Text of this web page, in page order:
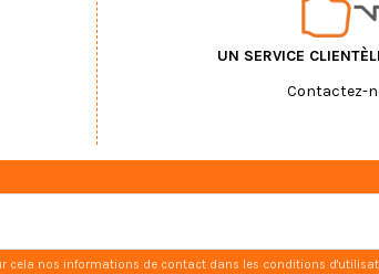
UN SERVICE
Contactez-
cela nos informations de contact dans les conditions